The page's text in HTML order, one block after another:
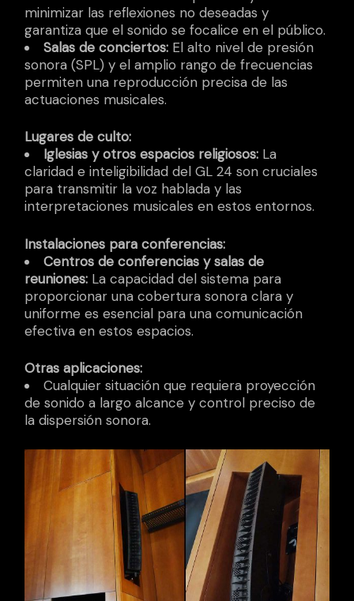
minimizar las reflexiones no deseadas y
garantiza que el sonido se focalice en el público.
Salas de conciertos: El alto nivel de presión
sonora (SPL) y el amplio rango de frecuencias
permiten una reproducción precisa de las
actuaciones musicales.
Lugares de culto:
Iglesias y otros espacios religiosos: La
claridad e inteligibilidad del GL 24 son cruciales
para transmitir la voz hablada y las
interpretaciones musicales en estos entornos.
Instalaciones para conferencias:
Centros de conferencias y salas de
reuniones: La capacidad del sistema para
proporcionar una cobertura sonora clara y
uniforme es esencial para una comunicación
efectiva en estos espacios.
Otras aplicaciones:
Cualquier situación que requiera proyección
de sonido a largo alcance y control preciso de
la dispersión sonora.